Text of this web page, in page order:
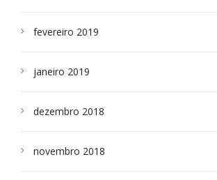
fevereiro 2019
janeiro 2019
dezembro 2018
novembro 2018